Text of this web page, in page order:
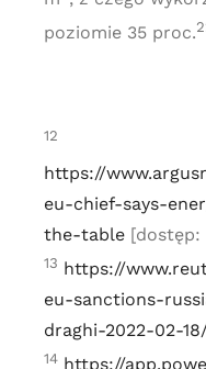
poziomie 35 proc.
12
https://
eu-chief-says-
the-table[dostęp:
13 https://
eu-sanctions-
draghi-2022-02-
14 https://